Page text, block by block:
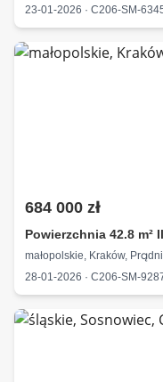
23-01-2026 · C206-SM-
684 000 zł
Powierzchnia 42.8 m²
małopolskie, Kraków,
28-01-2026 · C206-SM-